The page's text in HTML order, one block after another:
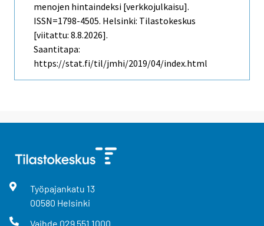
menojen hintaindeksi [verkkojulkaisu].
ISSN=1798-4505. Helsinki: Tilastokeskus
[viitattu: 8.8.2026].
Saantitapa:
https://stat.fi/til/jmhi/2019/04/index.html
Työpajankatu 13
00580 Helsinki
Vaihde 029 551 1000